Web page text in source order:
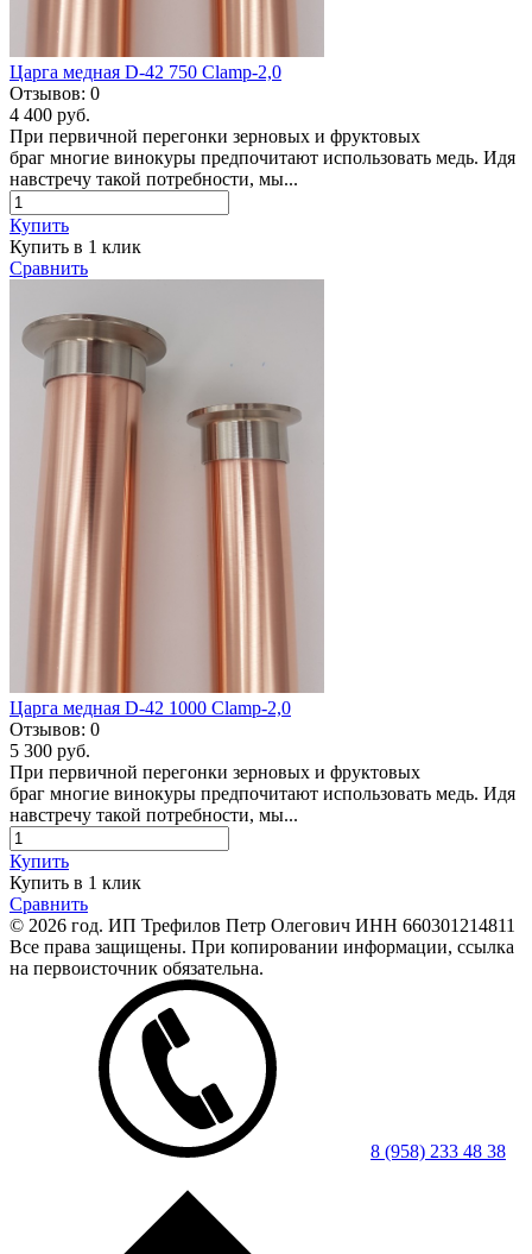
Царга медная D-42 750 Clamp-2,0
Отзывов: 0
4 400 руб.
При первичной перегонки зерновых и фруктовых
браг многие винокуры предпочитают использовать медь. Идя
навстречу такой потребности, мы...
Купить
Купить в 1 клик
Сравнить
Царга медная D-42 1000 Clamp-2,0
Отзывов: 0
5 300 руб.
При первичной перегонки зерновых и фруктовых
браг многие винокуры предпочитают использовать медь. Идя
навстречу такой потребности, мы...
Купить
Купить в 1 клик
Сравнить
© 2026 год. ИП Трефилов Петр Олегович ИНН 660301214811
Все права защищены. При копировании информации, ссылка
на первоисточник обязательна.
8 (958) 233 48 38